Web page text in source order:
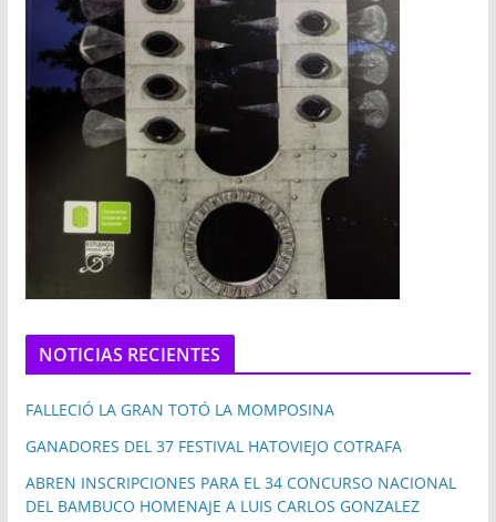
NOTICIAS RECIENTES
FALLECIÓ LA GRAN TOTÓ LA MOMPOSINA
GANADORES DEL 37 FESTIVAL HATOVIEJO COTRAFA
ABREN INSCRIPCIONES PARA EL 34 CONCURSO NACIONAL
DEL BAMBUCO HOMENAJE A LUIS CARLOS GONZALEZ